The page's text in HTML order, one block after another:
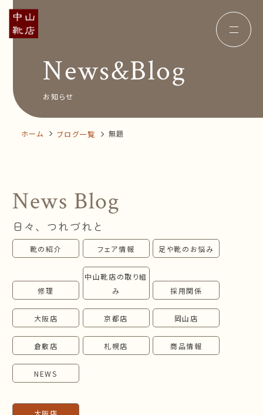
Concept コンセプト
Insole オーダー中敷き
News&Blog
Company
オンラインショップ
お問い合わせ
News&Blog
お知らせ
ホーム ブログ一覧 無題
News Blog
日々、つれづれと
靴の紹介 フェア情報 足や靴のお悩み
修理
中山靴店の取り組
み
採用関係
大阪店 京都店 岡山店
倉敷店 札幌店 商品情報
NEWS
大阪店